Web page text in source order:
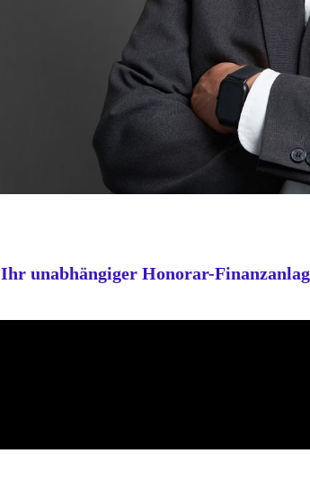
Ihr unabhängiger Honorar-